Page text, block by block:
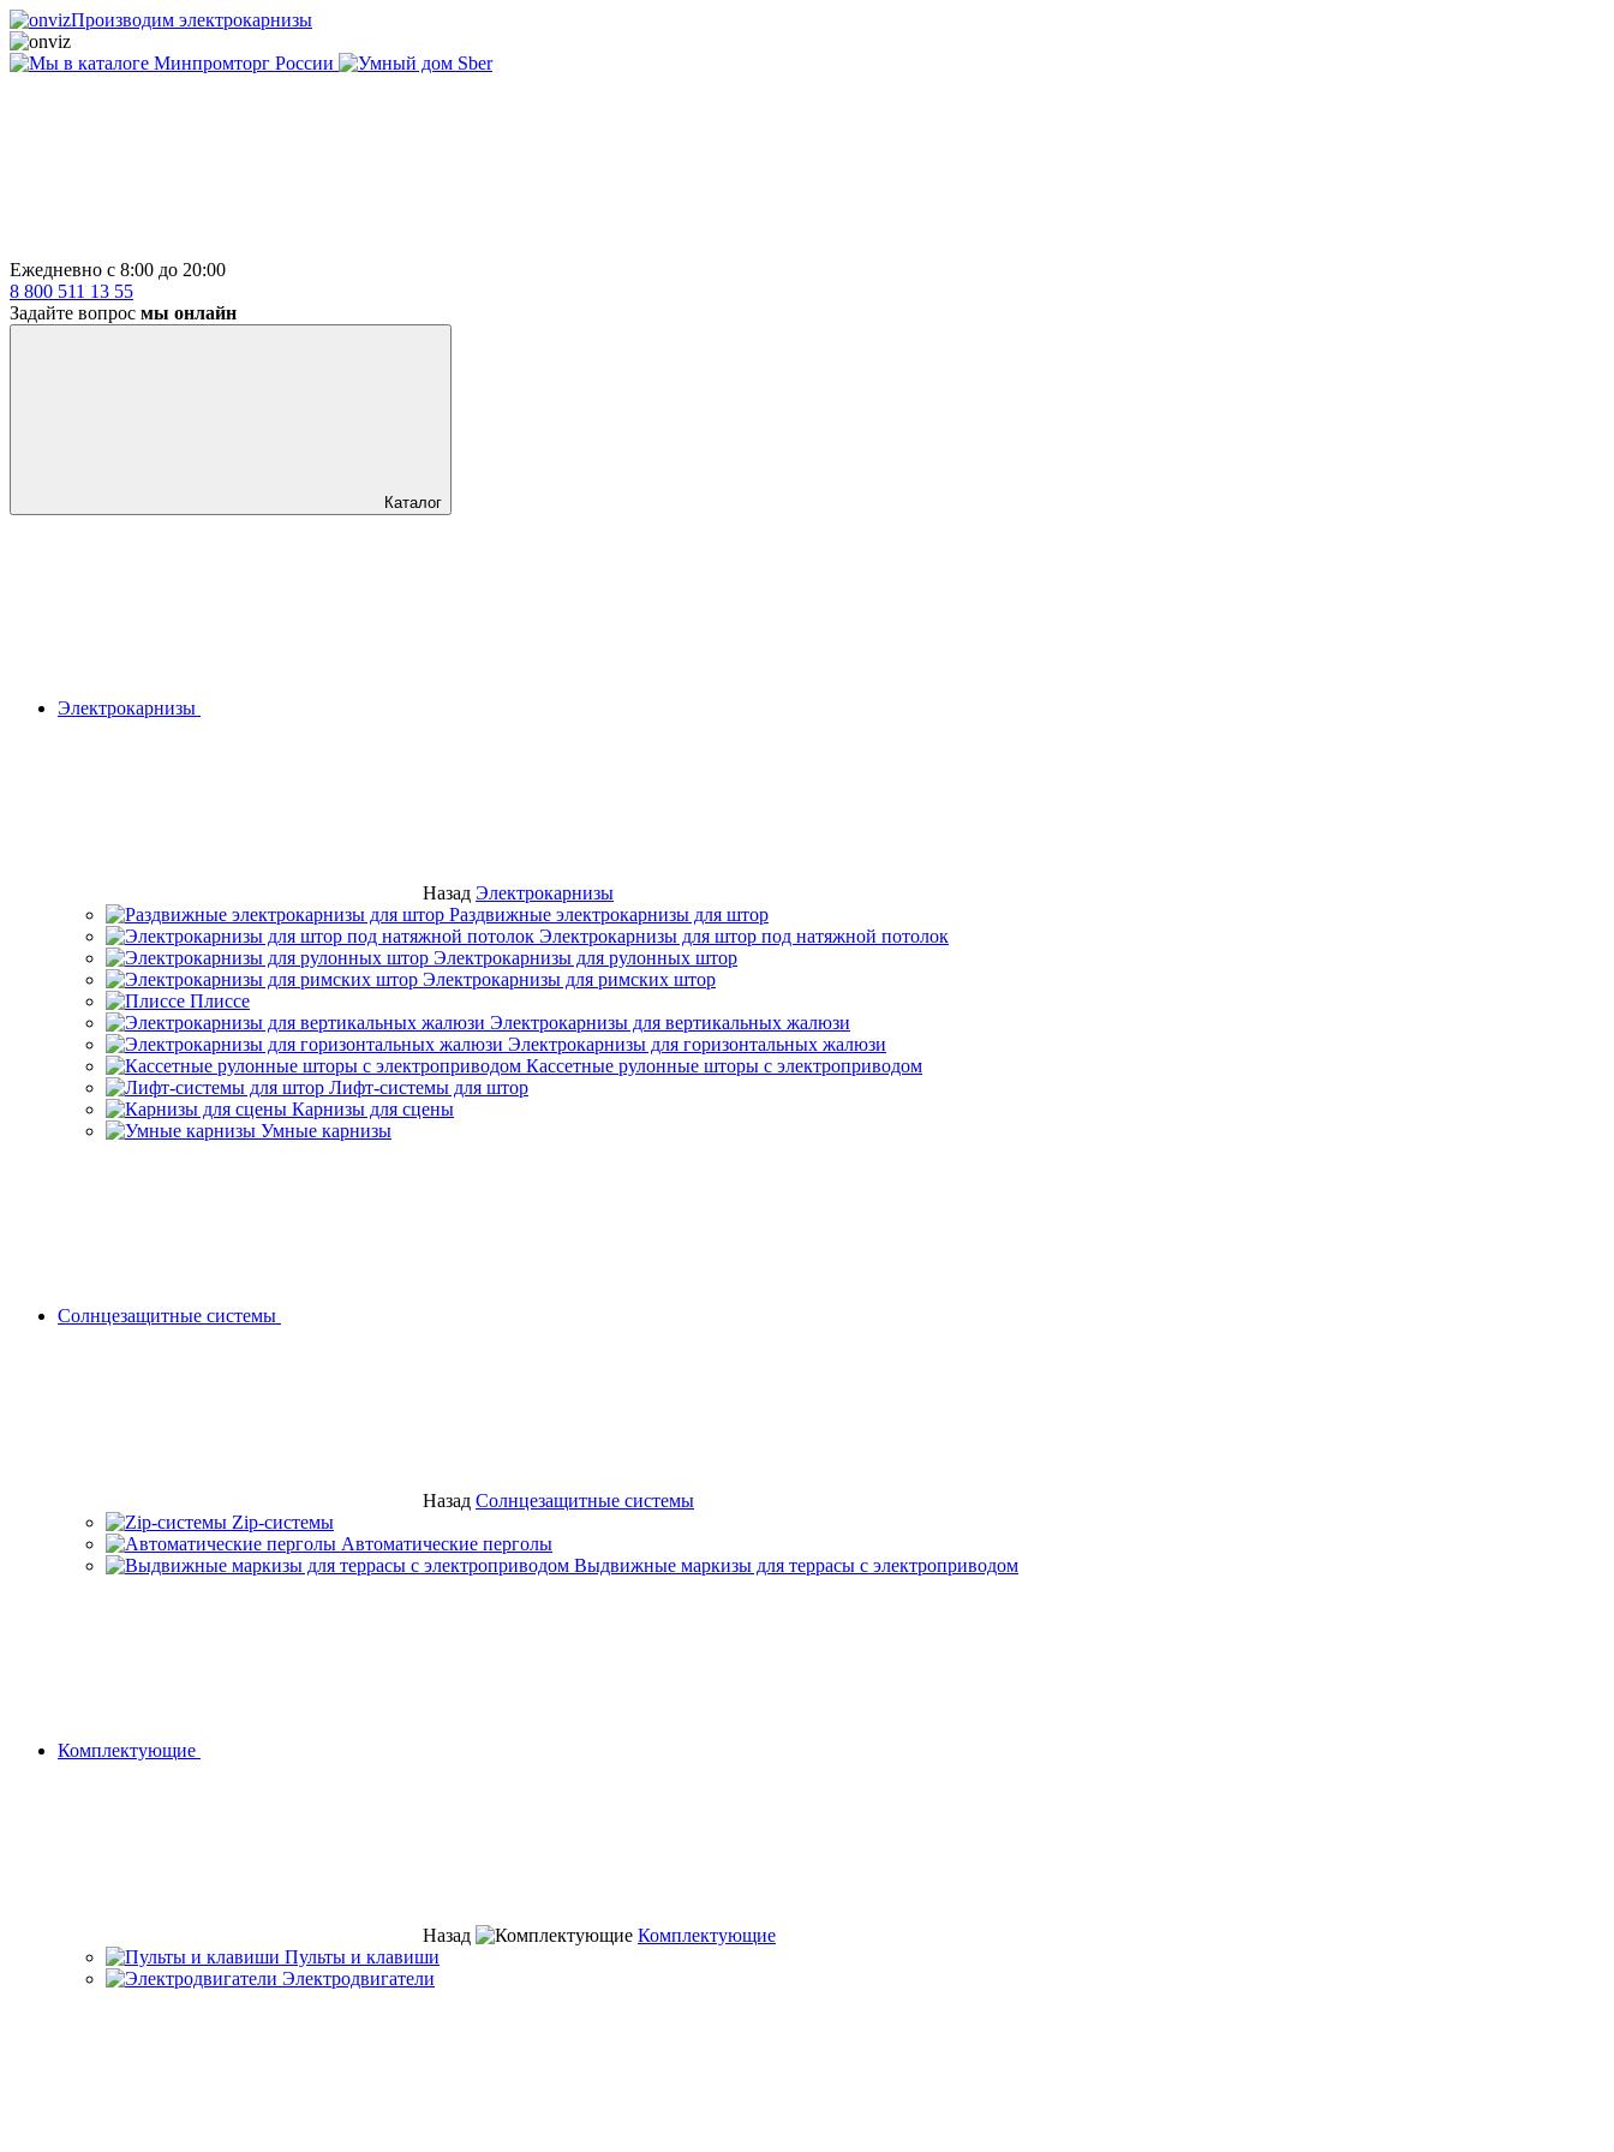
Производим электрокарнизы
Ежедневно с 8:00 до 20:00
8 800 511 13 55
Задайте вопрос мы онлайн
Каталог
Электрокарнизы
Назад Электрокарнизы
Раздвижные электрокарнизы для штор
Электрокарнизы для штор под натяжной потолок
Электрокарнизы для рулонных штор
Электрокарнизы для римских штор
Плиссе
Электрокарнизы для вертикальных жалюзи
Электрокарнизы для горизонтальных жалюзи
Кассетные рулонные шторы с электроприводом
Лифт-системы для штор
Карнизы для сцены
Умные карнизы
Солнцезащитные системы
Назад Солнцезащитные системы
Zip-системы
Автоматические перголы
Выдвижные маркизы для террасы с электроприводом
Комплектующие
Назад
Комплектующие
Пульты и клавиши
Электродвигатели